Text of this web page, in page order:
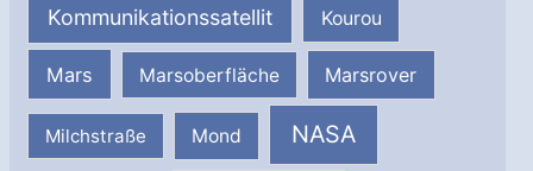
Kommunikationssatellit Kourou
Mars Marsoberfläche Marsrover
Milchstraße Mond NASA